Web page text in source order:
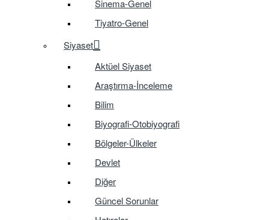
Sinema-Genel
Tiyatro-Genel
Siyaset
Aktüel Siyaset
Araştırma-İnceleme
Bilim
Biyografi-Otobiyografi
Bölgeler-Ülkeler
Devlet
Diğer
Güncel Sorunlar